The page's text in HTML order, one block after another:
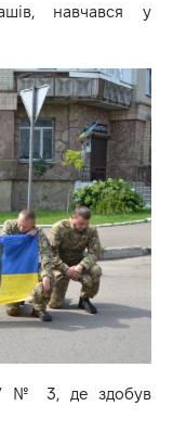
навчався у
№ 3, де здобув